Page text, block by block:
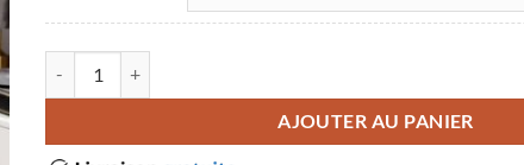
AJOUTER AU PANIER